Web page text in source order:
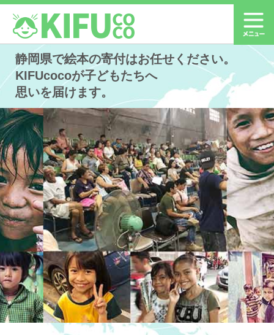
静岡県で絵本の寄付はお任せください。
KIFUcocoが子どもたちへ
思いを届けます。